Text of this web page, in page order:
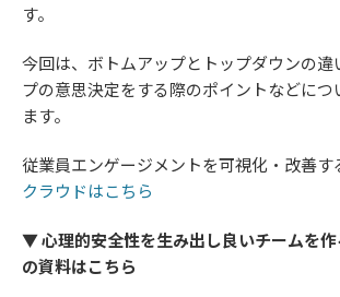
す。
今回は、ボトムアップとトップダウンの違
プの意思決定をする際のポイントなどにつ
ます。
従業員エンゲージメントを可視化・改善す
クラウドはこちら
▼ 心理的安全性を生み出し良いチームを
の資料はこちら